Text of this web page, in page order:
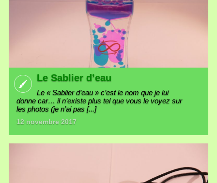
Le Sablier d’eau
Le « Sablier d’eau » c’est le nom que je lui
donne car… il n’existe plus tel que vous le voyez sur
les photos (je n’ai pas [...]
12 novembre 2017